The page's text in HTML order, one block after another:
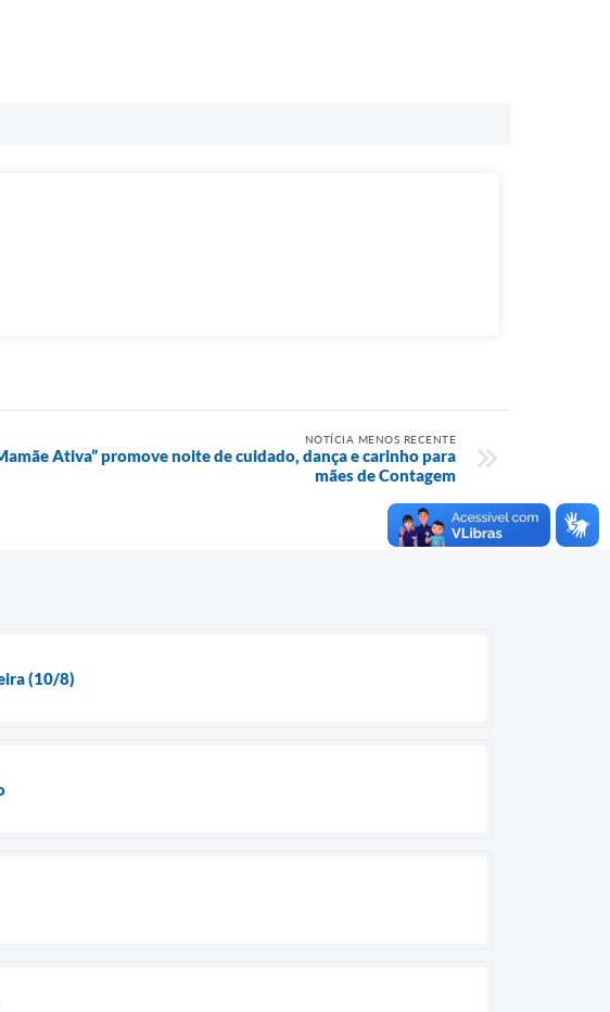
NOTÍCIA MENOS RECENTE
Ativa” promove noite de cuidado, dança e carinho para
mães de Contagem
(10/8)